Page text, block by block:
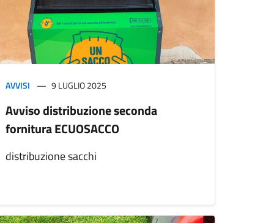
AVVISI 9 LUGLIO 2025
Avviso distribuzione seconda
fornitura ECUOSACCO
distribuzione sacchi